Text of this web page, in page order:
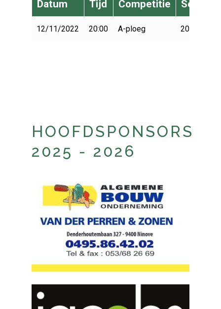
Datum Tijd Competitie Seizoen
12/11/2022 20:00 A-ploeg 2022-2023
HOOFDSPONSORS
2025 - 2026